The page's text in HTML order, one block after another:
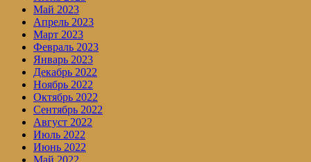
Май 2023
Апрель 2023
Март 2023
Февраль 2023
Январь 2023
Декабрь 2022
Ноябрь 2022
Октябрь 2022
Сентябрь 2022
Август 2022
Июль 2022
Июнь 2022
Май 2022